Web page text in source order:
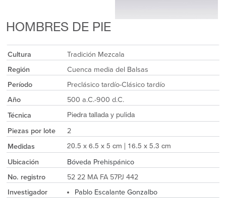
HOMBRES DE PIE
Cultura
Tradición Mezcala
Región
Cuenca media del Balsas
Período
Preclásico tardío-Clásico tardío
Año
500 a.C.-900 d.C.
Técnica
Piedra tallada y pulida
Piezas por lote
2
Medidas
20.5 x 6.5 x 5 cm | 16.5 x 5.3 cm
Ubicación
Bóveda Prehispánico
No. registro
52 22 MA FA 57PJ 442
Investigador
Pablo Escalante Gonzalbo